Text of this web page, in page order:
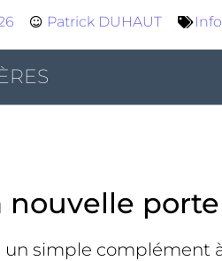
Patrick DUHAUT
nouvelle
un simple